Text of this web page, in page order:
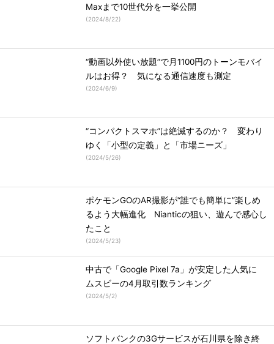
Maxまで10世代分を一挙公開
(2024/8/22)
“動画以外使い放題”で月1100円のトーンモバイ
ルはお得？ 気になる通信速度も測定
(2024/6/9)
“コンパクトスマホ”は絶滅するのか？ 変わり
ゆく「小型の定義」と「市場ニーズ」
(2024/5/26)
ポケモンGOのAR撮影が“誰でも簡単に”楽しめ
るよう大幅進化 Nianticの狙い、遊んで感心し
たこと
(2024/5/23)
中古で「Google Pixel 7a」が安定した人気に
ムスビーの4月取引数ランキング
(2024/5/2)
ソフトバンクの3Gサービスが石川県を除き終